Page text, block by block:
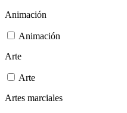
Animación
Animación
Arte
Arte
Artes marciales